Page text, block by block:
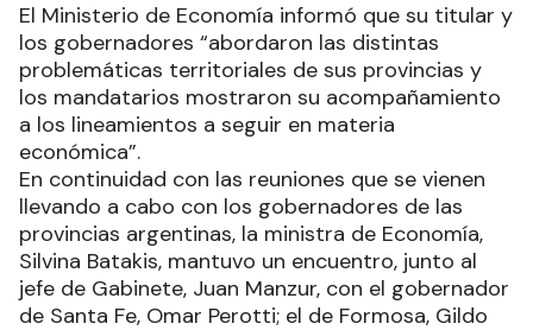
El Ministerio de Economía informó que su titular y
los gobernadores “abordaron las distintas
problemáticas territoriales de sus provincias y
los mandatarios mostraron su acompañamiento
a los lineamientos a seguir en materia
económica”.
En continuidad con las reuniones que se vienen
llevando a cabo con los gobernadores de las
provincias argentinas, la ministra de Economía,
Silvina Batakis, mantuvo un encuentro, junto al
jefe de Gabinete, Juan Manzur, con el gobernador
de Santa Fe, Omar Perotti; el de Formosa, Gildo